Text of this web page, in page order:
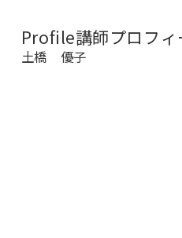
Profile講師プロフィ
土橋 優子